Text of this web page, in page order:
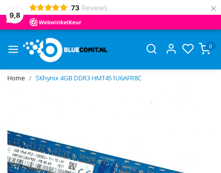
9,8
73 Reviews ×
0
Home SKhynix 4GB DDR3 HMT451U6AFR8C